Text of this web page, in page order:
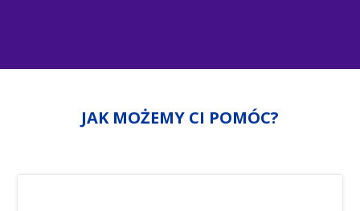
JAK MOŻEMY CI POMÓC?